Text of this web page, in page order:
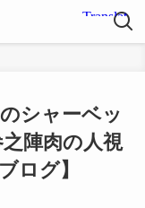
シャーベッ
陣肉の人視
ログ】